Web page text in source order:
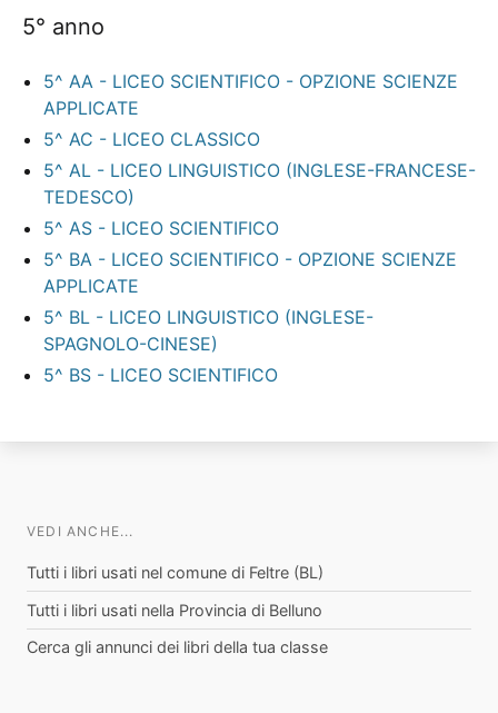
5° anno
5^ AA - LICEO SCIENTIFICO - OPZIONE SCIENZE
APPLICATE
5^ AC - LICEO CLASSICO
5^ AL - LICEO LINGUISTICO (INGLESE-FRANCESE-
TEDESCO)
5^ AS - LICEO SCIENTIFICO
5^ BA - LICEO SCIENTIFICO - OPZIONE SCIENZE
APPLICATE
5^ BL - LICEO LINGUISTICO (INGLESE-
SPAGNOLO-CINESE)
5^ BS - LICEO SCIENTIFICO
VEDI ANCHE...
Tutti i libri usati nel comune di Feltre (BL)
Tutti i libri usati nella Provincia di Belluno
Cerca gli annunci dei libri della tua classe